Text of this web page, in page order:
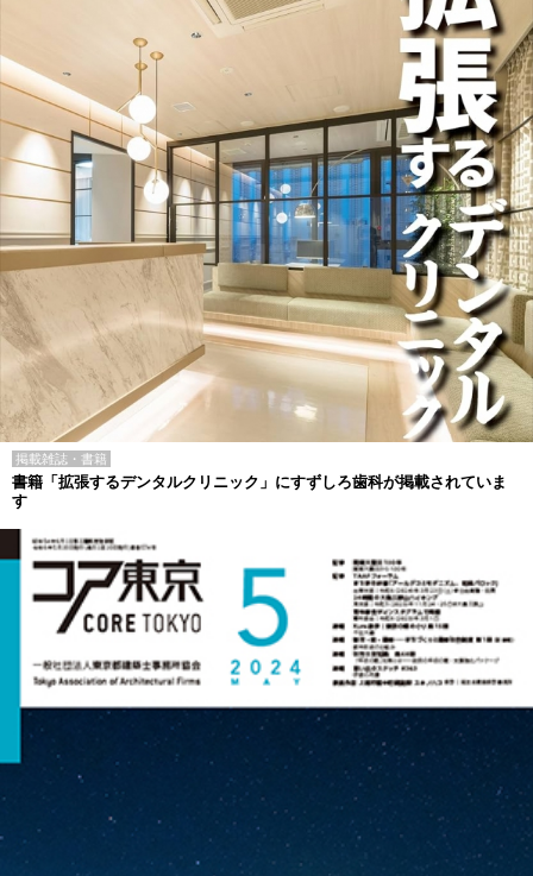
掲載雑誌・書籍
書籍「拡張するデンタルクリニック」にすずしろ歯科が掲載されていま
す